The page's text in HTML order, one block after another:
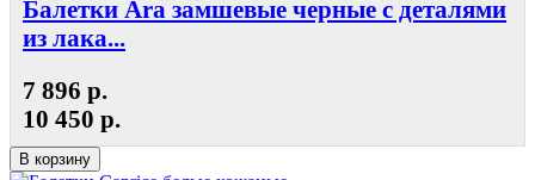
Балетки Ara замшевые черные с деталями
из лака...
7 896 р.
10 450 р.
В корзину